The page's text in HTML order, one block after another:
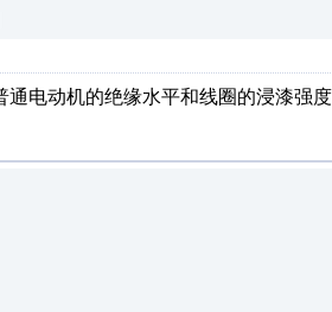
通电动机的绝缘水平和线圈的浸漆强